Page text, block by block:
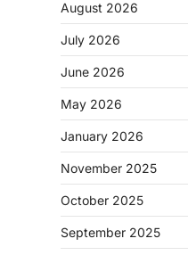
August 2026
July 2026
June 2026
May 2026
January 2026
November 2025
October 2025
September 2025
CG: 1 से
जाएगी
More
रायपुर।